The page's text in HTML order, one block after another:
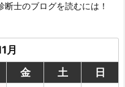
断士のブログを読むには！
月
金 土
日